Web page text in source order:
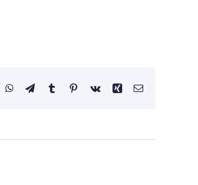
WhatsApp
TelegramTumblrPinterestVk Xing Email